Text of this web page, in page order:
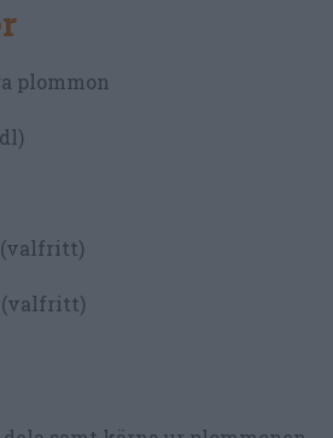
plommon
(valfritt)
(valfritt)